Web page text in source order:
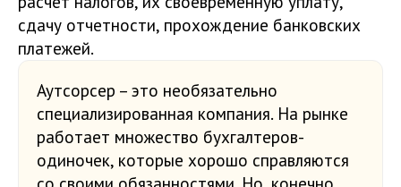
сдачу отчетности, прохождение банковских
платежей.
Аутсорсер – это необязательно
специализированная компания. На рынке
работает множество бухгалтеров-
одиночек, которые хорошо справляются